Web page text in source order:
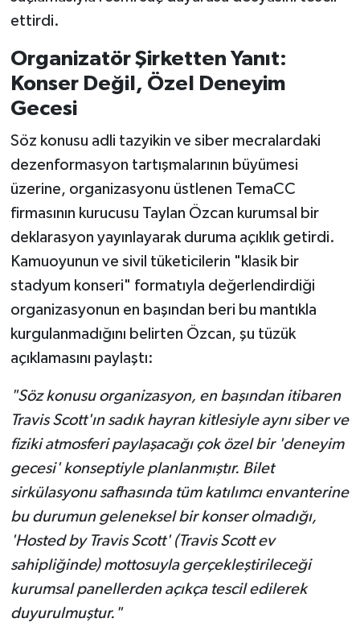
ettirdi.
Organizatör Şirketten Yanıt:
Konser Değil, Özel Deneyim
Gecesi
Söz konusu adli tazyikin ve siber mecralardaki
dezenformasyon tartışmalarının büyümesi
üzerine, organizasyonu üstlenen TemaCC
firmasının kurucusu Taylan Özcan kurumsal bir
deklarasyon yayınlayarak duruma açıklık getirdi.
Kamuoyunun ve sivil tüketicilerin "klasik bir
stadyum konseri" formatıyla değerlendirdiği
organizasyonun en başından beri bu mantıkla
kurgulanmadığını belirten Özcan, şu tüzük
açıklamasını paylaştı:
"Söz konusu organizasyon, en başından itibaren
Travis Scott'ın sadık hayran kitlesiyle aynı siber ve
fiziki atmosferi paylaşacağı çok özel bir 'deneyim
gecesi' konseptiyle planlanmıştır. Bilet
sirkülasyonu safhasında tüm katılımcı envanterine
bu durumun geleneksel bir konser olmadığı,
'Hosted by Travis Scott' (Travis Scott ev
sahipliğinde) mottosuyla gerçekleştirileceği
kurumsal panellerden açıkça tescil edilerek
duyurulmuştur."